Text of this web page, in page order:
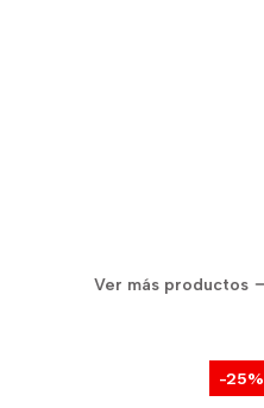
Ver más productos
-25%